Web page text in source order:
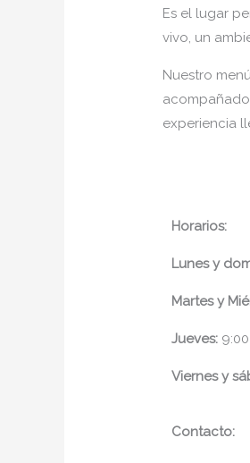
Es el lugar
vivo, un
Nuestro
experiencia
Horarios:
Lunes y
Martes y
Jueves:
Viernes y
Contacto: